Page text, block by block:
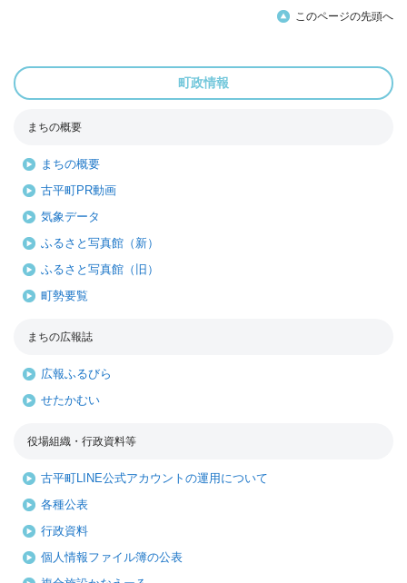
このページの先頭へ
町政情報
まちの概要
まちの概要
古平町PR動画
気象データ
ふるさと写真館（新）
ふるさと写真館（旧）
町勢要覧
まちの広報誌
広報ふるびら
せたかむい
役場組織・行政資料等
古平町LINE公式アカウントの運用について
各種公表
行政資料
個人情報ファイル簿の公表